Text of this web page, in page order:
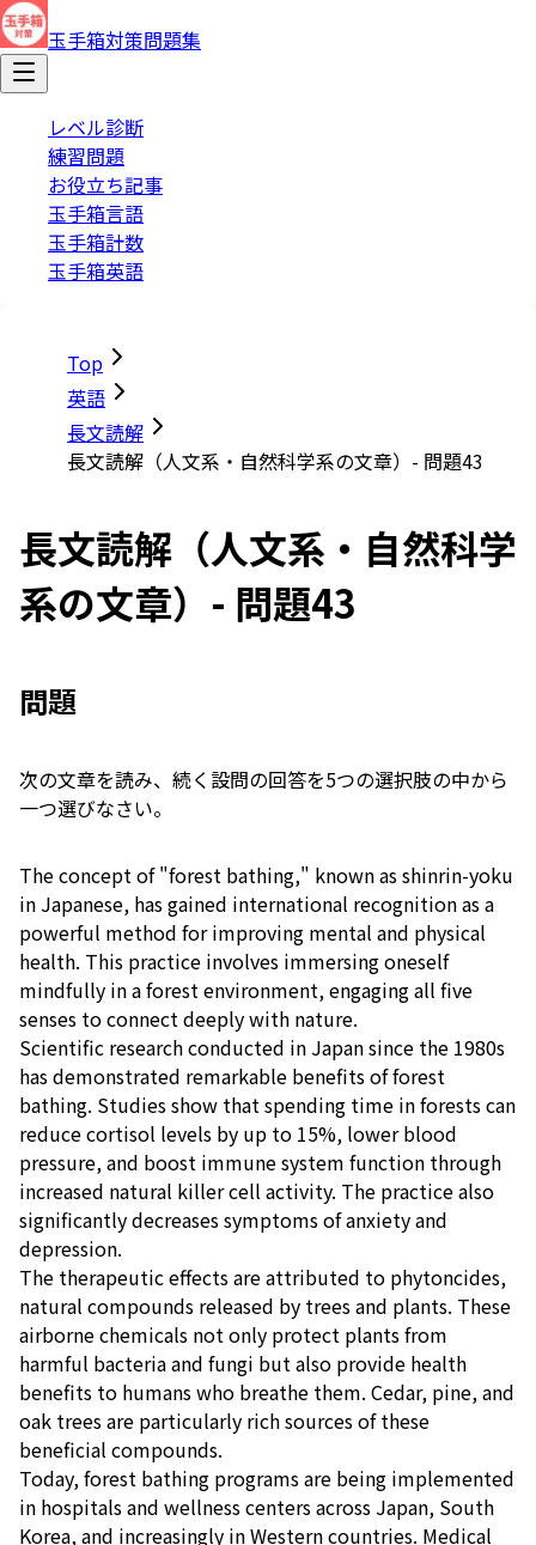
玉手箱対策問題集
レベル診断
練習問題
お役立ち記事
玉手箱言語
玉手箱計数
玉手箱英語
Top
英語
長文読解
長文読解（人文系・自然科学系の文章）- 問題43
長文読解（人文系・自然科学
系の文章）- 問題43
問題
次の文章を読み、続く設問の回答を5つの選択肢の中から
一つ選びなさい。
The concept of "forest bathing," known as shinrin-yoku
in Japanese, has gained international recognition as a
powerful method for improving mental and physical
health. This practice involves immersing oneself
mindfully in a forest environment, engaging all five
senses to connect deeply with nature.
Scientific research conducted in Japan since the 1980s
has demonstrated remarkable benefits of forest
bathing. Studies show that spending time in forests can
reduce cortisol levels by up to 15%, lower blood
pressure, and boost immune system function through
increased natural killer cell activity. The practice also
significantly decreases symptoms of anxiety and
depression.
The therapeutic effects are attributed to phytoncides,
natural compounds released by trees and plants. These
airborne chemicals not only protect plants from
harmful bacteria and fungi but also provide health
benefits to humans who breathe them. Cedar, pine, and
oak trees are particularly rich sources of these
beneficial compounds.
Today, forest bathing programs are being implemented
in hospitals and wellness centers across Japan, South
Korea, and increasingly in Western countries. Medical